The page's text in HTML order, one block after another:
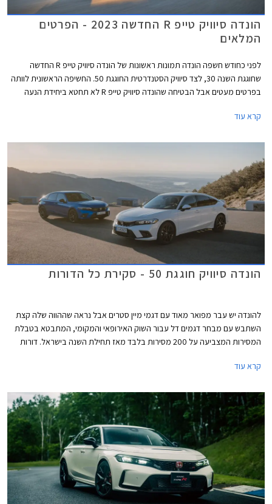
הונדה סיוויק טייפ R החדשה 2023 - הפרטים
המלאים
לפני כחודש חשפה הונדה תמונות ראשונות של הונדה סיוויק טייפ R החדשה
שחוגגת השנה 30, לצד סיוויק הסטנדרטית החוגגת 50. החשיפה הראשונית לוותה
בפרטים מעטים אבל הבטיחה שהונדה סיוויק טייפ R לא תחטא ביחידת הנעה
קרא עוד
הונדה סיוויק חוגגת 50 - סקירת כל הדורות
להונדה יש עבר מפואר מאוד עם דגמי מיין סטרים אבל נראה שההווה שלה קצת
השתבש עם מבחר דגמים דל עבור השוק האירופאי והמקומי, המתבטא בטבלת
המסירות המצביעה על 200 מסירות בלבד מאז תחילת השנה בישראל. דורות
ויעילות ביחס למתחרות, אולם בשנים האחרונות העיצוב הפך קיצוני מדי
למסע קצר בנבכי שושלת הונדה סיוויק מהדור הראשון ועד לדור החדש וה- 11
במספר שיגיע בקרוב לישראל ומצביע על שינוי תפיסה וחזרה אל ערכי המותג
והדגם המקוריים.
קרא עוד